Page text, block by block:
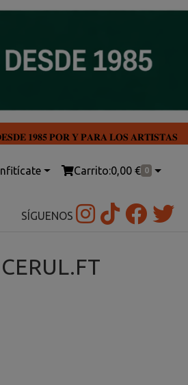
𝟏𝟗𝟖𝟓 𝐏𝐎𝐑 𝐘 𝐏𝐀𝐑𝐀 𝐋𝐎𝐒 𝐀𝐑𝐓𝐈𝐒𝐓𝐀𝐒
Carrito:0,00 € 0
SÍGUENOS